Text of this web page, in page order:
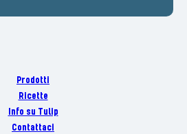
Prodotti
Ricette
Info su Tulip
Contattaci